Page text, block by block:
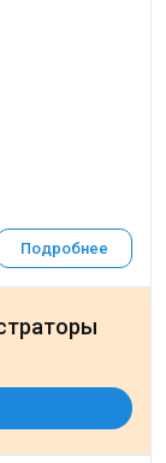
Подробнее